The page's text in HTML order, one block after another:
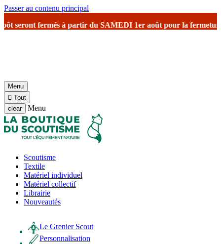
Passer au contenu principal
fermés à partir du SAMEDI 1er aoûtpour la fermeture
Menu
 Tout
clear
Menu
Scoutisme
Textile
Matériel individuel
Matériel collectif
Librairie
Nouveautés
Le Grenier Scout
Personnalisation